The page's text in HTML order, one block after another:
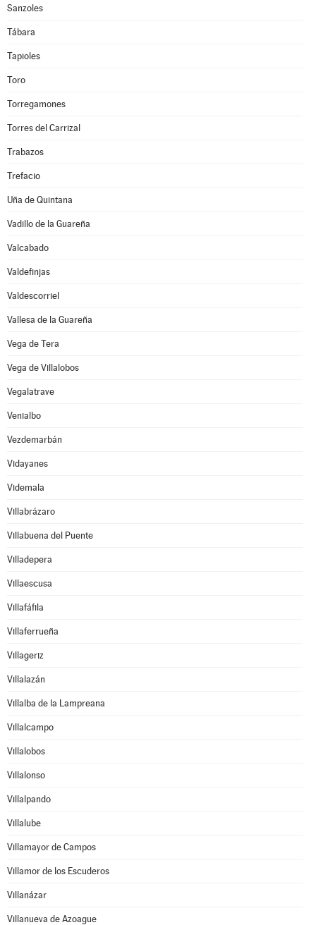
Sanzoles
Tábara
Tapioles
Toro
Torregamones
Torres del Carrizal
Trabazos
Trefacio
Uña de Quintana
Vadillo de la Guareña
Valcabado
Valdefinjas
Valdescorriel
Vallesa de la Guareña
Vega de Tera
Vega de Villalobos
Vegalatrave
Venialbo
Vezdemarbán
Vidayanes
Videmala
Villabrázaro
Villabuena del Puente
Villadepera
Villaescusa
Villafáfila
Villaferrueña
Villageriz
Villalazán
Villalba de la Lampreana
Villalcampo
Villalobos
Villalonso
Villalpando
Villalube
Villamayor de Campos
Villamor de los Escuderos
Villanázar
Villanueva de Azoague